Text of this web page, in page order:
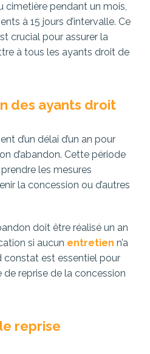
cimetière pendant un mois,
à 15 jours d’intervalle. Ce
crucial pour assurer la
à tous les ayants droit de
des ayants droit
d’un délai d’un an pour
d’abandon. Cette période
les mesures
la concession ou d’autres
doit être réalisé un an
si aucun entretien n’a
constat est essentiel pour
reprise de la concession
reprise